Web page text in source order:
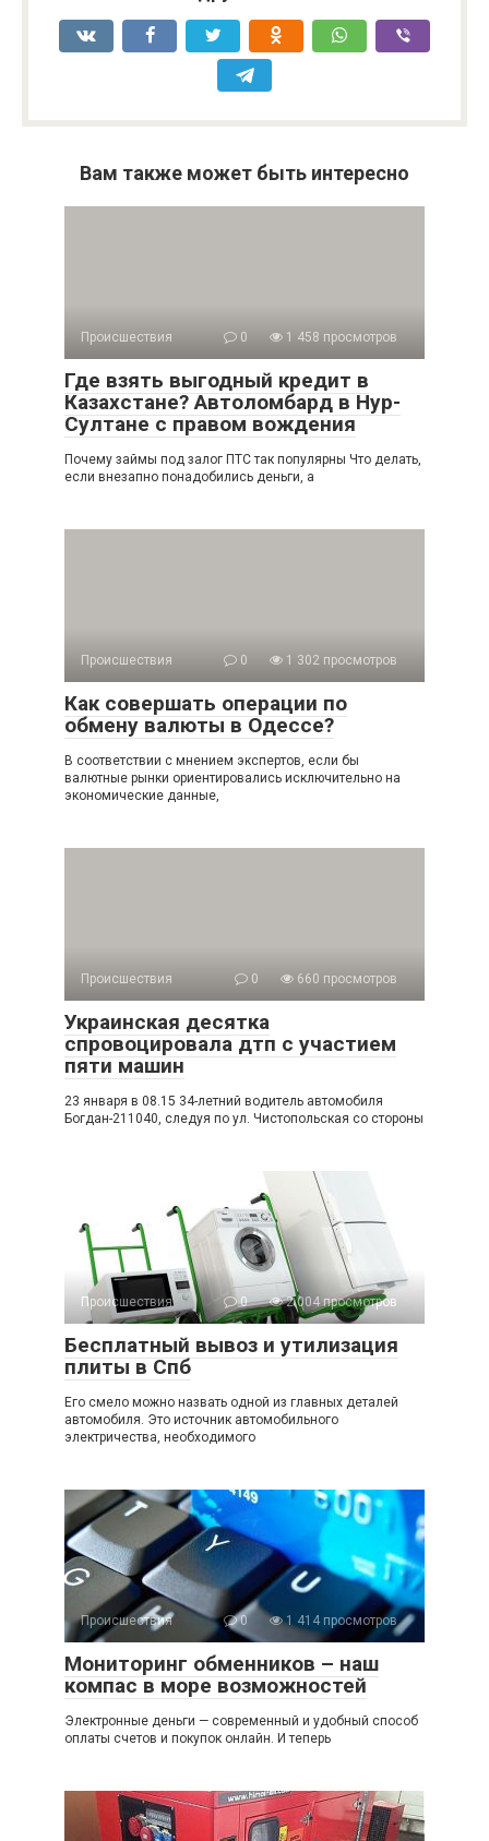
Вам также может быть интересно
Происшествия 0 1 458 просмотров
Где взять выгодный кредит в
Казахстане? Автоломбард в Нур-
Султане с правом вождения
Почему займы под залог ПТС так популярны Что делать,
если внезапно понадобились деньги, а
Происшествия 0 1 302 просмотров
Как совершать операции по
обмену валюты в Одессе?
В соответствии с мнением экспертов, если бы
валютные рынки ориентировались исключительно на
экономические данные,
Происшествия 0 660 просмотров
Украинская десятка
спровоцировала дтп с участием
пяти машин
23 января в 08.15 34-летний водитель автомобиля
Богдан-211040, следуя по ул. Чистопольская со стороны
Происшествия 0 2 004 просмотров
Бесплатный вывоз и утилизация
плиты в Спб
Его смело можно назвать одной из главных деталей
автомобиля. Это источник автомобильного
электричества, необходимого
Происшествия 0 1 414 просмотров
Мониторинг обменников – наш
компас в море возможностей
Электронные деньги — современный и удобный способ
оплаты счетов и покупок онлайн. И теперь